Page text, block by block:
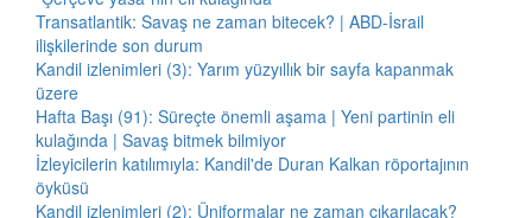
Transatlantik: Savaş ne zaman bitecek? | ABD-İsrail
ilişkilerinde son durum
Kandil izlenimleri (3): Yarım yüzyıllık bir sayfa kapanmak
üzere
Hafta Başı (91): Süreçte önemli aşama | Yeni partinin eli
kulağında | Savaş bitmek bilmiyor
İzleyicilerin katılımıyla: Kandil'de Duran Kalkan röportajının
öyküsü
Kandil izlenimleri (2): Üniformalar ne zaman çıkarılacak?